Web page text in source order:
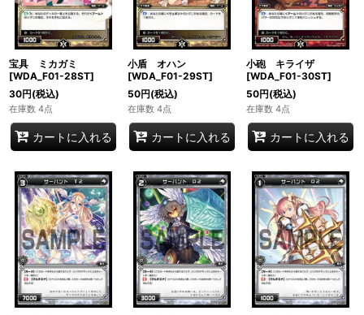
宝具 ミカガミ
[WDA_F01-28ST]
30円(税込)
在庫数 4点
カートに入れる
小盾 オハン
[WDA_F01-29ST]
50円(税込)
在庫数 4点
カートに入れる
小砲 キライザ
[WDA_F01-30ST]
50円(税込)
在庫数 4点
カートに入れる